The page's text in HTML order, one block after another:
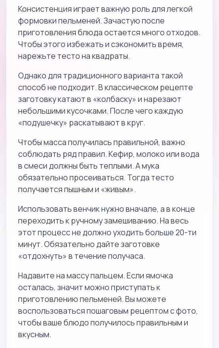
Консистенция играет важную роль для легкой
формовки пельменей. Зачастую после
приготовления блюда остается много отходов.
Чтобы этого избежать и сэкономить время,
нарежьте тесто на квадраты.
Однако для традиционного варианта такой
способ не подходит. В классическом рецепте
заготовку катают в «колбаску» и нарезают
небольшими кусочками. После чего каждую
«подушечку» раскатывают в круг.
Чтобы масса получилась правильной, важно
соблюдать ряд правил. Кефир, молоко или вода
в смеси должны быть теплыми. А мука
обязательно просеиваться. Тогда тесто
получается пышным и «живым».
Использовать венчик нужно вначале, а в конце
переходить к ручному замешиванию. На весь
этот процесс не должно уходить больше 20-ти
минут. Обязательно дайте заготовке
«отдохнуть» в течение получаса.
Надавите на массу пальцем. Если ямочка
осталась, значит можно приступать к
приготовлению пельменей. Вы можете
воспользоваться пошаговым рецептом с фото,
чтобы ваше блюдо получилось правильным и
вкусным.